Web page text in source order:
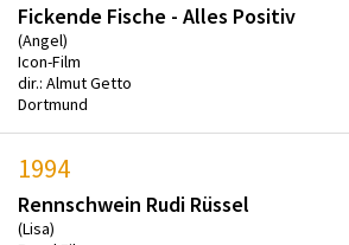
Fickende Fische - Alles Positiv
(Angel)
Icon-Film
dir.: Almut Getto
Dortmund
1994
Rennschwein Rudi Rüssel
(Lisa)